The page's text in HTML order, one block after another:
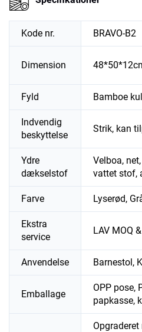
Kode nr. BRAVO-B2
Dimension
Fyld Bamboe
Indvendig
beskyttelse
Strik, kan
Ydre
dækselstof
Velboa,
vattet stof,
Farve Lyserød,
Ekstra
service
LAV MOQ
Anvendelse Barnestol,
Emballage
OPP pose,
papkasse,